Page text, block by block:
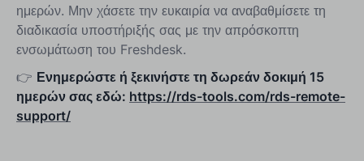
ημερών. Μην χάσετε την ευκαιρία να αναβαθμίσετε τη
διαδικασία υποστήριξής σας με την απρόσκοπτη
ενσωμάτωση του Freshdesk.
👉 Ενημερώστε ή ξεκινήστε τη δωρεάν δοκιμή 15
ημερών σας εδώ: https://rds-tools.com/rds-remote-
support/